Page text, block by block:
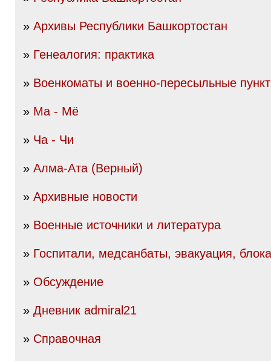
» Архивы Республики Башкортостан
» Генеалогия: практика
» Военкоматы и военно-пересыльные
» Ма - Мё
» Ча - Чи
» Алма-Ата (Верный)
» Архивные новости
» Военные источники и литература
» Госпитали, медсанбаты, эвакуация,
» Обсуждение
» Дневник admiral21
» Справочная